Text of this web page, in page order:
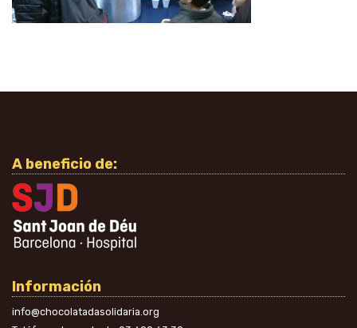
A beneficio de:
Información
info@chocolatadasolidaria.org